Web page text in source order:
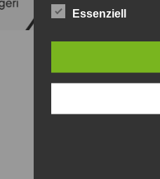
Jedes
So
In der
Essenziell